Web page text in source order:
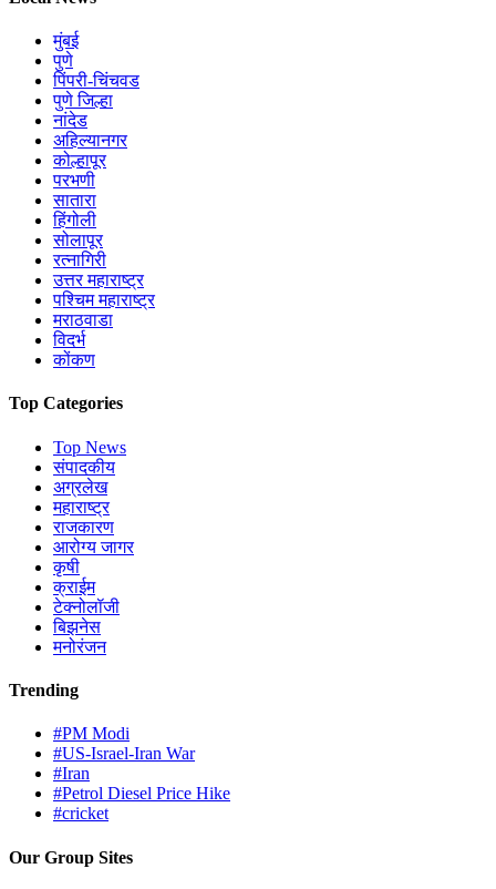
मुंबई
पुणे
पिंपरी-चिंचवड
पुणे जिल्हा
नांदेड
अहिल्यानगर
कोल्हापूर
परभणी
सातारा
हिंगोली
सोलापूर
रत्नागिरी
उत्तर महाराष्ट्र
पश्चिम महाराष्ट्र
मराठवाडा
विदर्भ
कोंकण
Top Categories
Top News
संपादकीय
अग्रलेख
महाराष्ट्र
राजकारण
आरोग्य जागर
कृषी
क्राईम
टेक्नोलॉजी
बिझनेस
मनोरंजन
Trending
#PM Modi
#US-Israel-Iran War
#Iran
#Petrol Diesel Price Hike
#cricket
Our Group Sites